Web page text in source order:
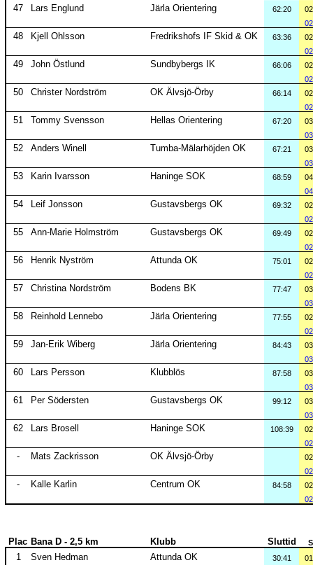
47 Lars Englund Järla Orientering 62:20
48 Kjell Ohlsson Fredrikshofs IF Skid & OK 63:36
49 John Östlund Sundbybergs IK 66:06
50 Christer Nordström OK Älvsjö-Örby 66:14
51 Tommy Svensson Hellas Orientering 67:20
52 Anders Winell Tumba-Mälarhöjden OK 67:21
53 Karin Ivarsson Haninge SOK 68:59
54 Leif Jonsson Gustavsbergs OK 69:32
55 Ann-Marie Holmström Gustavsbergs OK 69:49
56 Henrik Nyström Attunda OK 75:01
57 Christina Nordström Bodens BK 77:47
58 Reinhold Lennebo Järla Orientering 77:55
59 Jan-Erik Wiberg Järla Orientering 84:43
60 Lars Persson Klubblös 87:58
61 Per Södersten Gustavsbergs OK 99:12
62 Lars Brosell Haninge SOK 108:39
- Mats Zackrisson OK Älvsjö-Örby
- Kalle Karlin Centrum OK 84:58
Plac Bana D - 2,5 km Klubb Sluttid
1 Sven Hedman Attunda OK 30:41